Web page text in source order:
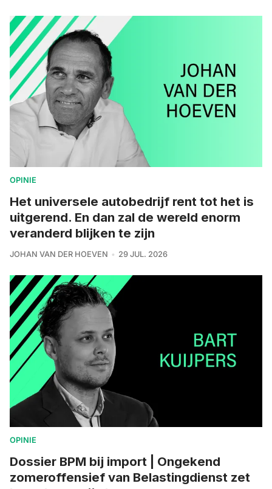
OPINIE
Het universele autobedrijf rent tot het is
uitgerend. En dan zal de wereld enorm
veranderd blijken te zijn
JOHAN VAN DER HOEVEN 29 JUL. 2026
OPINIE
Dossier BPM bij import | Ongekend
zomeroffensief van Belastingdienst zet